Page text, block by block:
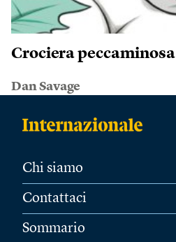
Crociera peccaminosa
Dan Savage
Chi siamo
Contattaci
Sommario